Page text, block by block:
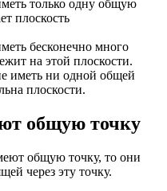
только одну общую
плоскость
бесконечно много
на этой плоскости.
иметь ни одной общей
плоскости.
общую точку
общую точку, то они
через эту точку.